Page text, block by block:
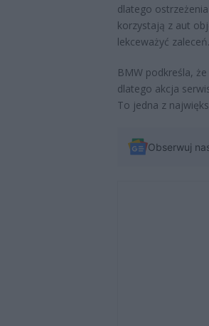
dlatego
korzystają z aut
lekceważyć zaleceń.
BMW podkreśla,
dlatego akcja
To jedna z
Obserwuj